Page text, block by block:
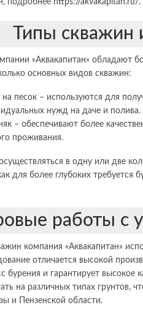
подробнее https://akvakapitan.ru/.
Типы скважин
«Аквакапитан» обладают
основных видов скважин:
песок – используются для
нужд на даче и полива.
– обеспечивают более
проживания.
в одну или две
для более глубоких
работы с
компания «Аквакапитан»
отличается высокой
бурения и гарантирует
на различных типах грунтов,
и Пензенской области.